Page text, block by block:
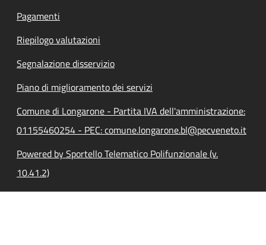
Pagamenti
Riepilogo valutazioni
Segnalazione disservizio
Piano di miglioramento dei servizi
Comune di Longarone - Partita IVA dell'amministrazione:
01155460254 - PEC: comune.longarone.bl@pecveneto.it
Powered by Sportello Telematico Polifunzionale (v.
10.41.2)